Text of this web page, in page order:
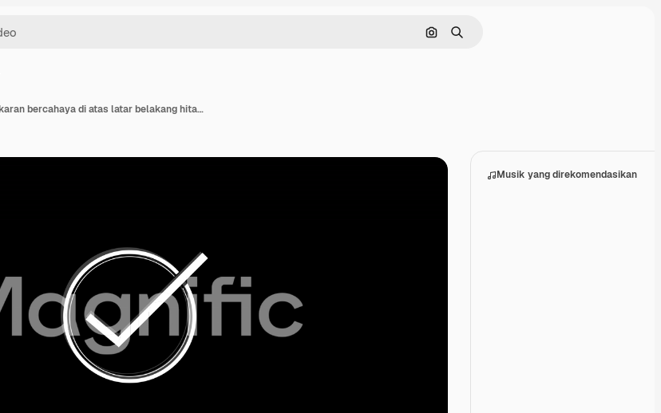
Pencarian berdasarkan gambar
Mencari
Musik yang direkomendasikan
Tanda centang putih dikelilingi lingkaran bercahaya di atas latar belakang hitam pekat, melambangkan sukses, persetujuan, dan konfirmasi.